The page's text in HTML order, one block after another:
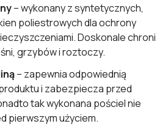
– wykonany z syntetycznych,
poliestrowych dla ochrony
Doskonale chroni
grzybów i roztoczy.
– zapewnia odpowiednią
i zabezpiecza przed
tak wykonana pościel nie
pierwszym użyciem.